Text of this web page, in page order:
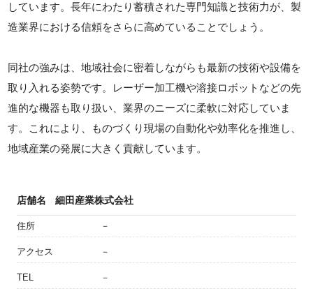
しています。長年にわたり蓄積された専門知識と技術力が、製
造業界における信頼をさらに高めていることでしょう。
同社の強みは、地域社会に密着しながらも最新の技術や設備を
取り入れる姿勢です。レーザー加工機や溶接ロボットなどの先
進的な機器も取り扱い、業界のニーズに柔軟に対応していま
す。これにより、ものづくり現場の自動化や効率化を推進し、
地域産業の発展に大きく貢献しています。
店舗名 細田産業株式会社
住所 －
アクセス －
TEL －